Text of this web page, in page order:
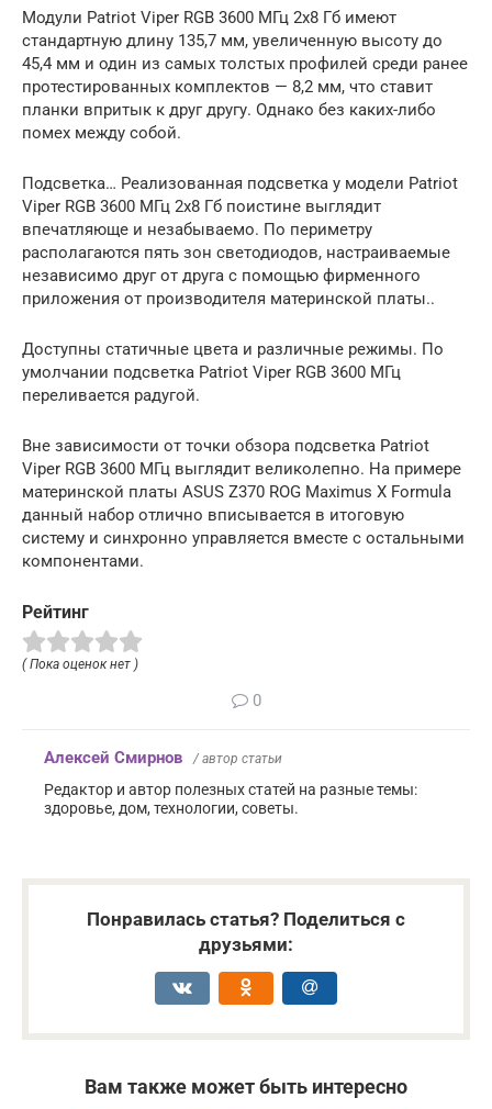
Модули Patriot Viper RGB 3600 МГц 2х8 Гб имеют
стандартную длину 135,7 мм, увеличенную высоту до
45,4 мм и один из самых толстых профилей среди ранее
протестированных комплектов — 8,2 мм, что ставит
планки впритык к друг другу. Однако без каких-либо
помех между собой.
Подсветка… Реализованная подсветка у модели Patriot
Viper RGB 3600 МГц 2х8 Гб поистине выглядит
впечатляюще и незабываемо. По периметру
располагаются пять зон светодиодов, настраиваемые
независимо друг от друга с помощью фирменного
приложения от производителя материнской платы..
Доступны статичные цвета и различные режимы. По
умолчании подсветка Patriot Viper RGB 3600 МГц
переливается радугой.
Вне зависимости от точки обзора подсветка Patriot
Viper RGB 3600 МГц выглядит великолепно. На примере
материнской платы ASUS Z370 ROG Maximus X Formula
данный набор отлично вписывается в итоговую
систему и синхронно управляется вместе с остальными
компонентами.
Рейтинг
( Пока оценок нет )
0
Алексей Смирнов / автор статьи
Редактор и автор полезных статей на разные темы:
здоровье, дом, технологии, советы.
Понравилась статья? Поделиться с
друзьями:
Вам также может быть интересно